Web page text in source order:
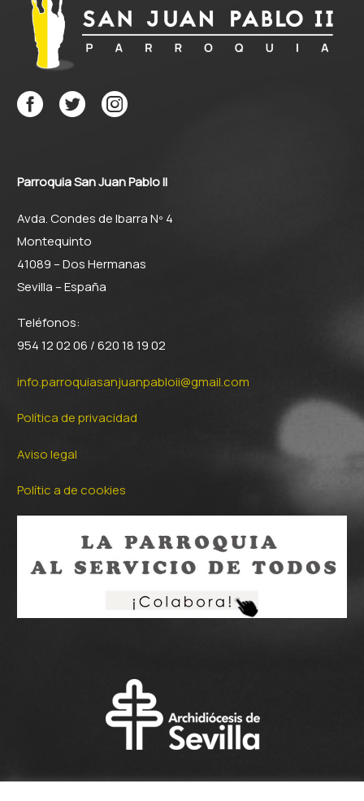
Parroquia San Juan Pablo II
Avda. Condes de Ibarra Nº 4
Montequinto
41089 – Dos Hermanas
Sevilla – España
Teléfonos:
954 12 02 06 / 620 18 19 02
info.parroquiasanjuanpabloii@gmail.com
Política de privacidad
Aviso legal
Polític a de cookies